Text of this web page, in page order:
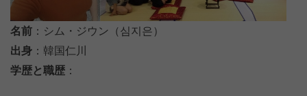
名前 ：シム・ジウン（심지은）
出身 ：韓国仁川
学歴と職歴 ：